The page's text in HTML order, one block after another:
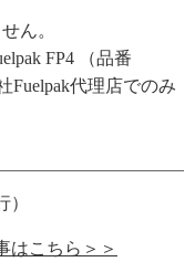
ん。
FP4 （品番
Fuelpak代理店でのみ
はこちら＞＞